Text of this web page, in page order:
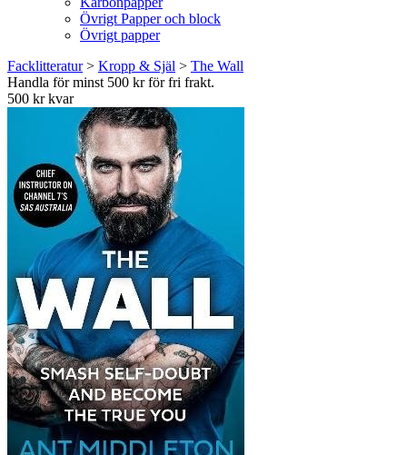
Övrigt Papper och block
Övrigt papper
Facklitteratur> Kropp & Själ > The Wall
Handla för minst 500 kr för fri frakt.
500 kr kvar